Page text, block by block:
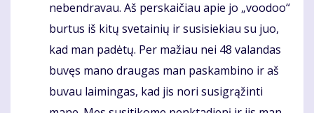
nebendravau. Aš perskaičiau apie jo „voodoo“
burtus iš kitų svetainių ir susisiekiau su juo,
kad man padėtų. Per mažiau nei 48 valandas
buvęs mano draugas man paskambino ir aš
buvau laimingas, kad jis nori susigrąžinti